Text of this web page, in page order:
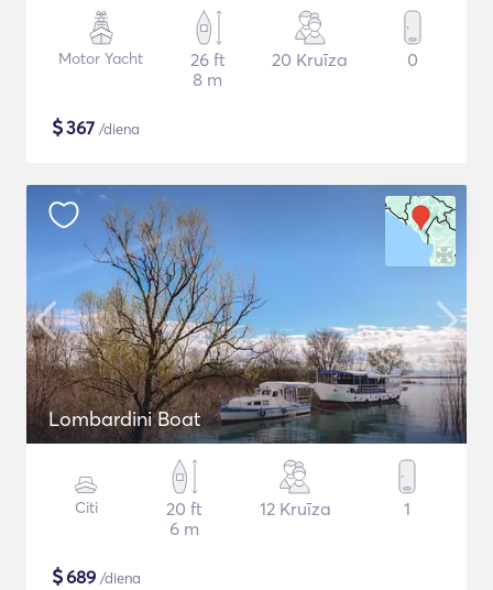
Motor Yacht
26 ft
8 m
20 Kruīza 0
$367 /diena
Lombardini Boat
Citi
20 ft
6 m
12 Kruīza 1
$689 /diena